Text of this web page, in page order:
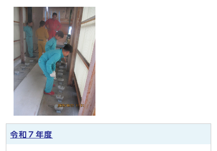
令和７年度